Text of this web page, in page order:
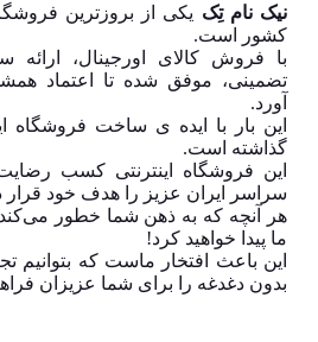
نیک نام تِک یکی از بروزترین
کشور است.
با فروش کالای اورجینال،
تضمینی، موفق شده تا اعتماد
آورد.
این بار با ایده ی ساخت فروشگاه
گذاشته است.
این فروشگاه اینترنتی کسب
سراسر ایران عزیز را هدف خود قرار
هر آنچه که به ذهن شما خطور
ما پیدا خواهید کرد!
این باعث افتخار ماست که بتوانیم
بدون دغدغه را برای شما عزیزان